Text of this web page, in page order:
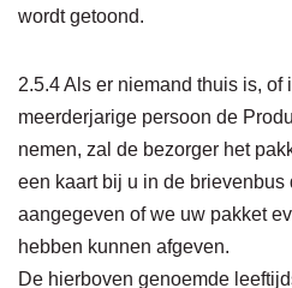
wordt getoond.
2.5.4 Als er niemand thuis is, of
meerderjarige persoon de
nemen, zal de bezorger het
een kaart bij u in de brievenbus
aangegeven of we uw pakket
hebben kunnen afgeven.
De hierboven genoemde